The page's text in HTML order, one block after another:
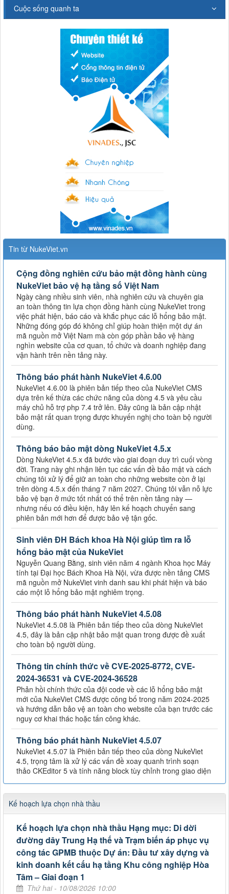
Cuộc sống quanh ta
Tin từ NukeViet.vn
Cộng đồng nghiên cứu bảo mật đồng hành cùng
NukeViet bảo vệ hạ tầng số Việt Nam
Ngày càng nhiều sinh viên, nhà nghiên cứu và chuyên gia
an toàn thông tin lựa chọn đồng hành cùng NukeViet trong
việc phát hiện, báo cáo và khắc phục các lỗ hổng bảo mật.
Những đóng góp đó không chỉ giúp hoàn thiện một dự án
mã nguồn mở Việt Nam mà còn góp phần bảo vệ hàng
nghìn website của cơ quan, tổ chức và doanh nghiệp đang
vận hành trên nền tảng này.
Thông báo phát hành NukeViet 4.6.00
NukeViet 4.6.00 là phiên bản tiếp theo của NukeViet CMS
dựa trên kế thừa các chức năng của dòng 4.5 và yêu cầu
máy chủ hỗ trợ php 7.4 trở lên. Đây cũng là bản cập nhật
bảo mật rất quan trọng được khuyến nghị cho toàn bộ người
dùng.
Thông báo bảo mật dòng NukeViet 4.5.x
Dòng NukeViet 4.5.x đã bước vào giai đoạn duy trì cuối vòng
đời. Trang này ghi nhận liên tục các vấn đề bảo mật và cách
chúng tôi xử lý để giữ an toàn cho những website còn ở lại
trên dòng 4.5.x đến tháng 7 năm 2027. Chúng tôi vẫn nỗ lực
bảo vệ bạn ở mức tốt nhất có thể trên nền tảng này —
nhưng nếu có điều kiện, hãy lên kế hoạch chuyển sang
phiên bản mới hơn để được bảo vệ tận gốc.
Sinh viên ĐH Bách khoa Hà Nội giúp tìm ra lỗ
hổng bảo mật của NukeViet
Nguyễn Quang Bằng, sinh viên năm 4 ngành Khoa học Máy
tính tại Đại học Bách Khoa Hà Nội, vừa được nền tảng CMS
mã nguồn mở NukeViet vinh danh sau khi phát hiện và báo
cáo một lỗ hổng bảo mật nghiêm trọng.
Thông báo phát hành NukeViet 4.5.08
NukeViet 4.5.08 là Phiên bản tiếp theo của dòng NukeViet
4.5, đây là bản cập nhật bảo mật quan trong được đề xuất
cho toàn bộ người dùng.
Thông tin chính thức về CVE-2025-8772, CVE-
2024-36531 và CVE-2024-36528
Phản hồi chính thức của đội code về các lỗ hổng bảo mật
mới của NukeViet CMS được công bố trong năm 2024-2025
và hướng dẫn bảo vệ an toàn cho website của bạn trước các
nguy cơ khai thác hoặc tấn công khác.
Thông báo phát hành NukeViet 4.5.07
NukeViet 4.5.07 là Phiên bản tiếp theo của dòng NukeViet
4.5, trọng tâm là xử lý các vấn đề xoay quanh trình soạn
thảo CKEditor 5 và tính năng block tùy chỉnh trong giao diện
Kế hoạch lựa chọn nhà thầu
Kế hoạch lựa chọn nhà thầu Hạng mục: Di dời
đường dây Trung Hạ thế và Trạm biến áp phục vụ
công tác GPMB thuộc Dự án: Đầu tư xây dựng và
kinh doanh kết cấu hạ tầng Khu công nghiệp Hòa
Tâm – Giai đoạn 1
Thứ hai - 10/08/2026 10:00